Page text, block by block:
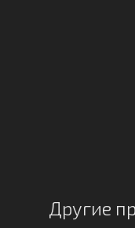
Другие